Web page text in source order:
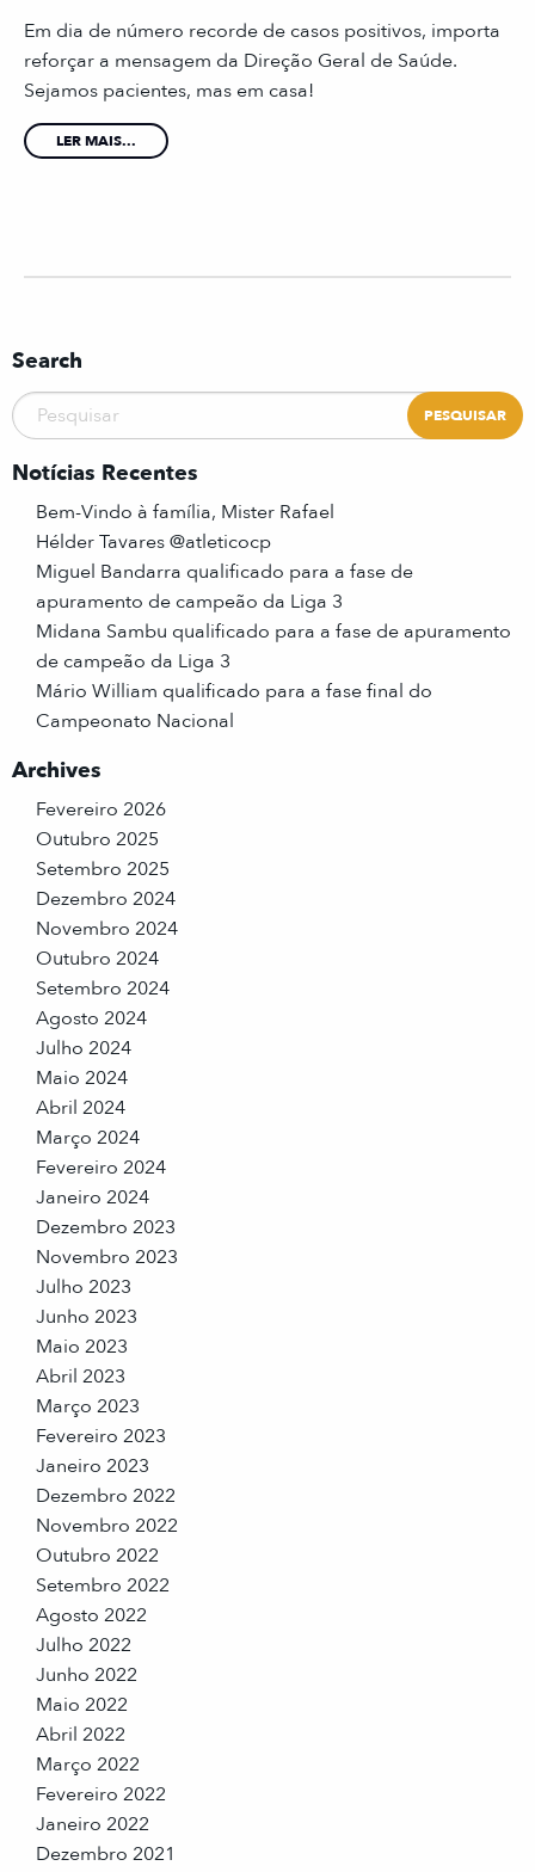
Em dia de número recorde de casos positivos, importa
reforçar a mensagem da Direção Geral de Saúde.
Sejamos pacientes, mas em casa!
LER MAIS...
Search
Notícias Recentes
Bem-Vindo à família, Mister Rafael
Hélder Tavares @atleticocp
Miguel Bandarra qualificado para a fase de
apuramento de campeão da Liga 3
Midana Sambu qualificado para a fase de apuramento
de campeão da Liga 3
Mário William qualificado para a fase final do
Campeonato Nacional
Archives
Fevereiro 2026
Outubro 2025
Setembro 2025
Dezembro 2024
Novembro 2024
Outubro 2024
Setembro 2024
Agosto 2024
Julho 2024
Maio 2024
Abril 2024
Março 2024
Fevereiro 2024
Janeiro 2024
Dezembro 2023
Novembro 2023
Julho 2023
Junho 2023
Maio 2023
Abril 2023
Março 2023
Fevereiro 2023
Janeiro 2023
Dezembro 2022
Novembro 2022
Outubro 2022
Setembro 2022
Agosto 2022
Julho 2022
Junho 2022
Maio 2022
Abril 2022
Março 2022
Fevereiro 2022
Janeiro 2022
Dezembro 2021